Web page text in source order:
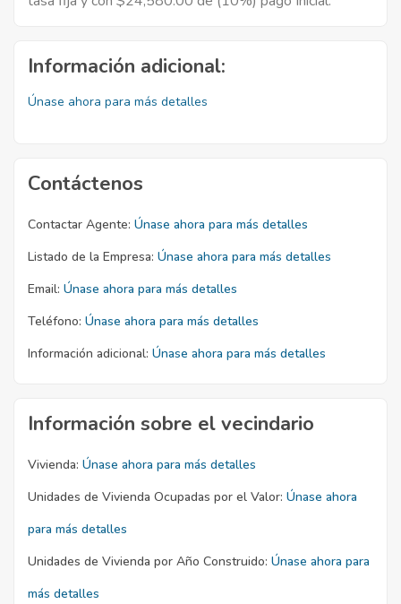
Información adicional:
Únase ahora para más detalles
Contáctenos
Contactar Agente: Únase ahora para más detalles
Listado de la Empresa: Únase ahora para más detalles
Email: Únase ahora para más detalles
Teléfono: Únase ahora para más detalles
Información adicional: Únase ahora para más detalles
Información sobre el vecindario
Vivienda: Únase ahora para más detalles
Unidades de Vivienda Ocupadas por el Valor: Únase ahora
para más detalles
Unidades de Vivienda por Año Construido: Únase ahora para
más detalles